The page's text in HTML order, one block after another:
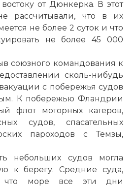
от Дюнкерка. В этот
рассчитывали, что в их
не более 2 суток и что
не более 45 000
союзного командования к
сколь-нибудь
с побережья судов
К побережью Фландрии
флот моторных катеров,
судов, спасательных
пароходов с Темзы,
небольших судов могла
к берегу. Средние суда,
что море все эти дни